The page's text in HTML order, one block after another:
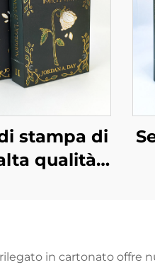
stampa di
qualità
stampa
in cartonato offre